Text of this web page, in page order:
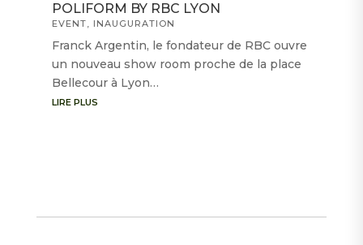
POLIFORM BY RBC LYON
EVENT, INAUGURATION
Franck Argentin, le fondateur de RBC ouvre
un nouveau show room proche de la place
Bellecour à Lyon…
LIRE PLUS